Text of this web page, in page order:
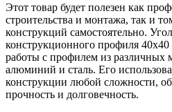
Этот товар будет полезен как
строительства и монтажа, так и
конструкций самостоятельно.
конструкционного профиля 40х40
работы с профилем из различных
алюминий и сталь. Его
конструкции любой сложности,
прочность и долговечность.